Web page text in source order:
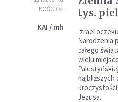
KOŚCIÓŁ
KAI / mh
tys.
Izrael
Narodzenia
całego
wielu
najbliższych
Jezusa.